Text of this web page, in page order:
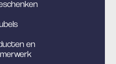
en